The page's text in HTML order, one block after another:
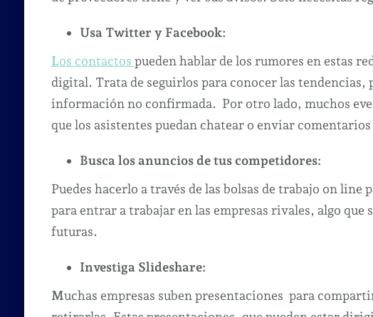
Usa Twitter y Facebook:
Los contactos pueden hablar de los rumores en estas
digital. Trata de seguirlos para conocer las tendencias,
información no confirmada. Por otro lado, muchos
que los asistentes puedan chatear o enviar
Busca los anuncios de tus competidores:
Puedes hacerlo a través de las bolsas de trabajo on
para entrar a trabajar en las empresas rivales, algo que
futuras.
Investiga Slideshare:
Muchas empresas suben presentaciones para